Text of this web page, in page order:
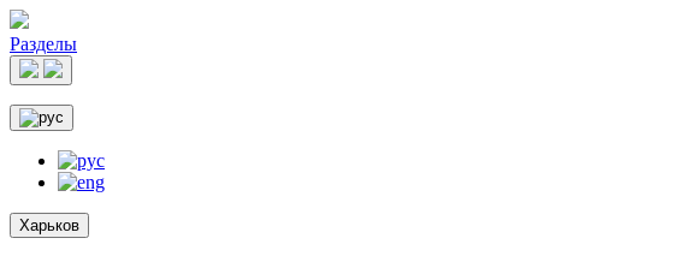
Разделы
Харьков